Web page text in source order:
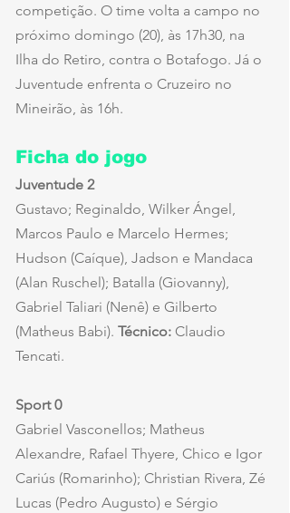
competição. O time volta a campo no
próximo domingo (20), às 17h30, na
Ilha do Retiro, contra o Botafogo. Já o
Juventude enfrenta o Cruzeiro no
Mineirão, às 16h.
Ficha do jogo
Juventude 2
Gustavo; Reginaldo, Wilker Ángel,
Marcos Paulo e Marcelo Hermes;
Hudson (Caíque), Jadson e Mandaca
(Alan Ruschel); Batalla (Giovanny),
Gabriel Taliari (Nenê) e Gilberto
(Matheus Babi). Técnico: Claudio
Tencati.
Sport 0
Gabriel Vasconellos; Matheus
Alexandre, Rafael Thyere, Chico e Igor
Cariús (Romarinho); Christian Rivera, Zé
Lucas (Pedro Augusto) e Sérgio